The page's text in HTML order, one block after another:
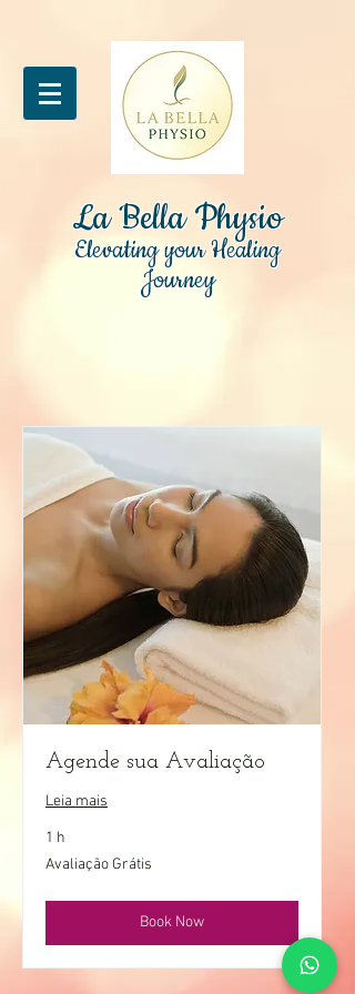
La Bella Physio
Elevating your Healing
Journey
Agende sua Avaliação
Leia mais
1 h
Avaliação
Grátis
Avaliação Grátis
Book Now